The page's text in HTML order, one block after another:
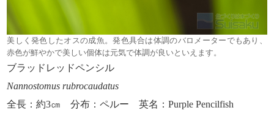
美しく発色したオスの成魚。発色具合は体調のバロメーターでもあり、
赤色が鮮やかで美しい個体は元気で体調が良いといえます。
ブラッドレッドペンシル
Nannostomus rubrocaudatus
全長：約3㎝ 分布：ペルー 英名：Purple Pencilfish